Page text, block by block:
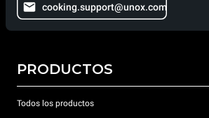
cooking.support@unox.com
PRODUCTOS
Todos los productos